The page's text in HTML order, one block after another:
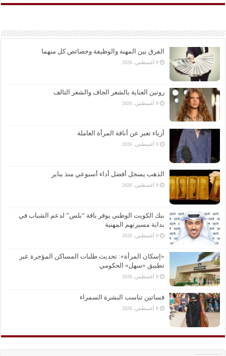
الفرق بين المهنة والوظيفة وخصائص كل منهما
9 أغسطس، 2026
روتين العناية بالشعر الجاف والشعر التالف
9 أغسطس، 2026
أزياء تعبر عن أناقة المرأة العاملة
9 أغسطس، 2026
الذهب يسجل أفضل أداء أسبوعي منذ يناير
9 أغسطس، 2026
بنك الكويت الوطني يوفر باقة “بلس” لدعم الشباب في
بداية مسيرتهم المهنية
9 أغسطس، 2026
«إسكان المرأة»: تحديث طلبات المساكن المؤجرة عبر
تطبيق «سهل» الحكومي
9 أغسطس، 2026
فساتين تناسب البشرة السمراء
8 أغسطس، 2026